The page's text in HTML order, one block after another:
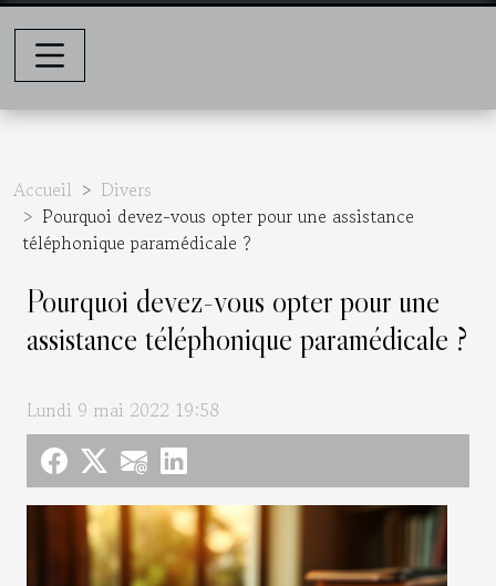
Accueil
Divers
Pourquoi devez-vous opter pour une assistance
téléphonique paramédicale ?
Pourquoi devez-vous opter pour une
assistance téléphonique paramédicale ?
Lundi 9 mai 2022 19:58